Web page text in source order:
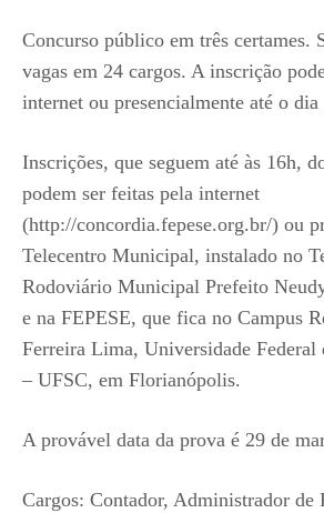
Concurso público em três certames.
vagas em 24 cargos. A inscrição
internet ou presencialmente até o
Inscrições, que seguem até às 16h,
podem ser feitas pela internet
(http://concordia.fepese.org.br/) ou
Telecentro Municipal, instalado no
Rodoviário Municipal Prefeito
e na FEPESE, que fica no Campus
Ferreira Lima, Universidade Federal
– UFSC, em Florianópolis.
A provável data da prova é 29 de
Cargos: Contador, Administrador de